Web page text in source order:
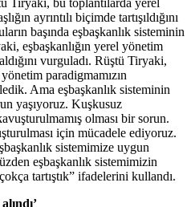
ayrıntılı biçimde tartışıldığını
başında eşbaşkanlık sisteminin
eşbaşkanlığın yerel yönetim
vurguladı. Rüştü Tiryaki,
paradigmamızın
Ama eşbaşkanlık sisteminin
yaşıyoruz. Kuşkusuz
olması bir sorun.
için mücadele ediyoruz.
sistemimize uygun
eşbaşkanlık sistemimizin
tartıştık” ifadelerini kullandı.